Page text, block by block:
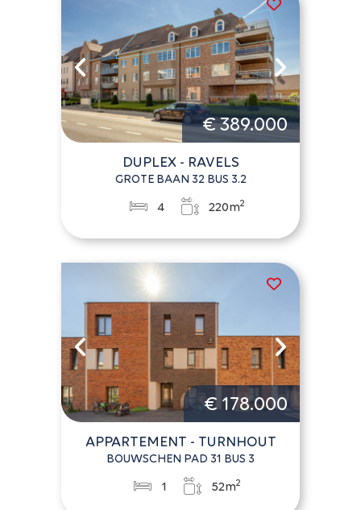
€ 389.000
DUPLEX - RAVELS
GROTE BAAN 32 BUS 3.2
4 220m2
€ 178.000
APPARTEMENT - TURNHOUT
BOUWSCHEN PAD 31 BUS 3
1 52m2